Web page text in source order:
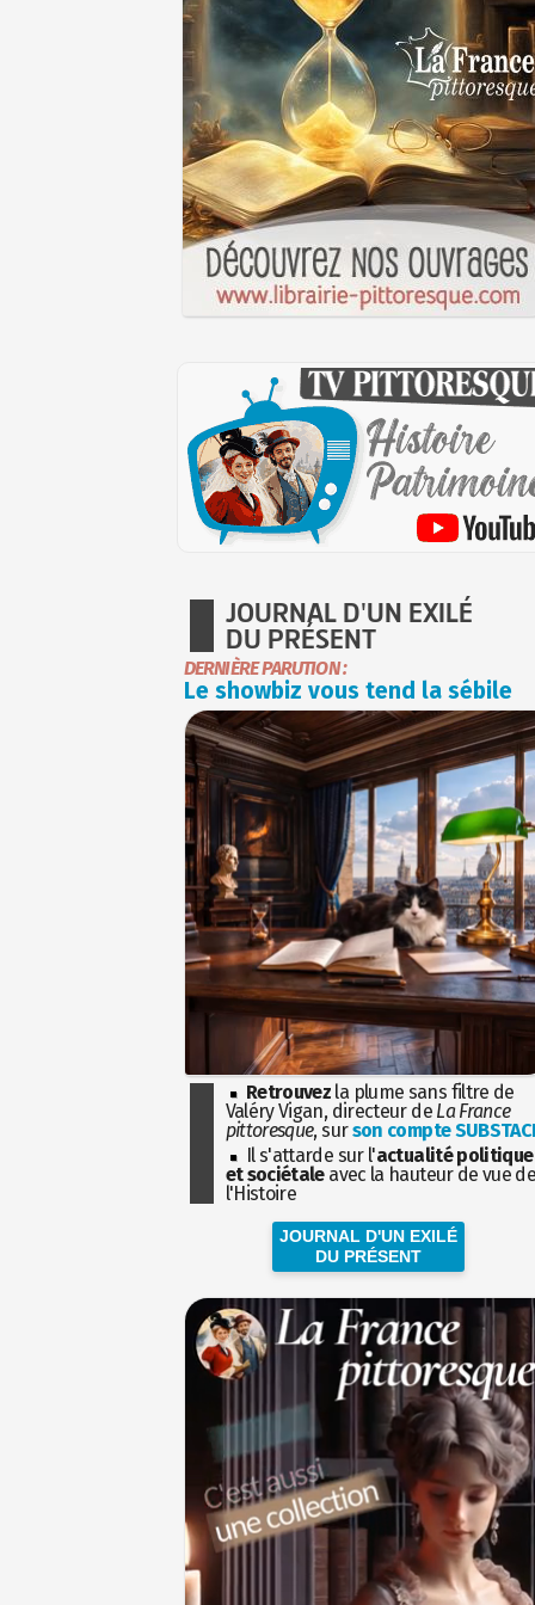
JOURNAL D'UN EXILÉ
DU PRÉSENT
DERNIÈRE PARUTION :
Le showbiz vous tend la sébile
Retrouvez la plume sans filtre de
Valéry Vigan, directeur de La France
pittoresque, surson compte
Il s'attarde sur l'actualité politique
et sociétaleavec la hauteur de vue
l'Histoire
JOURNAL D'UN EXILÉ
DU PRÉSENT